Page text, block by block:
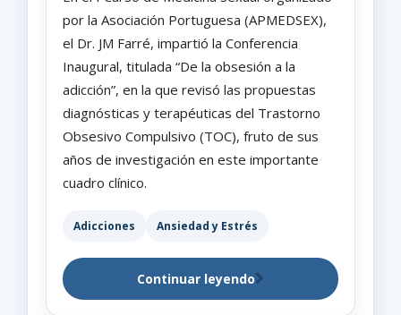
por la Asociación Portuguesa (APMEDSEX),
el Dr. JM Farré, impartió la Conferencia
Inaugural, titulada “De la obsesión a la
adicción”, en la que revisó las propuestas
diagnósticas y terapéuticas del Trastorno
Obsesivo Compulsivo (TOC), fruto de sus
años de investigación en este importante
cuadro clínico.
Adicciones Ansiedad y Estrés
Continuar leyendo